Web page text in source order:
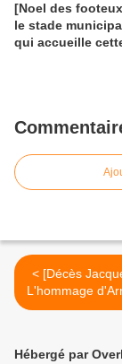
[Noel des
le stade
qui accueille
< [Décès Jacques Chirac]
L'hommage
Sébastien David
Hébergé par